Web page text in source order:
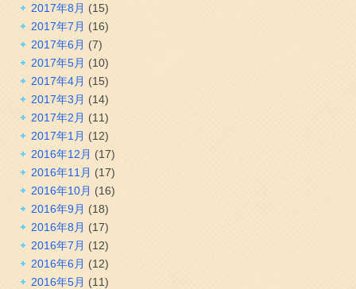
2017年8月 (15)
2017年7月 (16)
2017年6月 (7)
2017年5月 (10)
2017年4月 (15)
2017年3月 (14)
2017年2月 (11)
2017年1月 (12)
2016年12月 (17)
2016年11月 (17)
2016年10月 (16)
2016年9月 (18)
2016年8月 (17)
2016年7月 (12)
2016年6月 (12)
2016年5月 (11)